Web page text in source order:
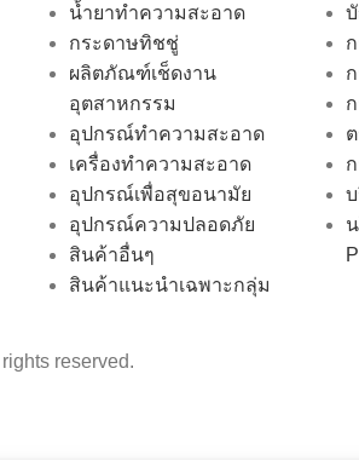
น้ำยาทำความสะอาด
กระดาษทิชชู่
ผลิตภัณฑ์เช็ดงาน
อุตสาหกรรม
อุปกรณ์ทำความสะอาด
เครื่องทำความสะอาด
อุปกรณ์เพื่อสุขอนามัย
อุปกรณ์ความปลอดภัย
สินค้าอื่นๆ
สินค้าแนะนำเฉพาะกลุ่ม
reserved.